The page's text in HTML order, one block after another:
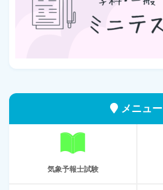
メニュー
気象予報士試験